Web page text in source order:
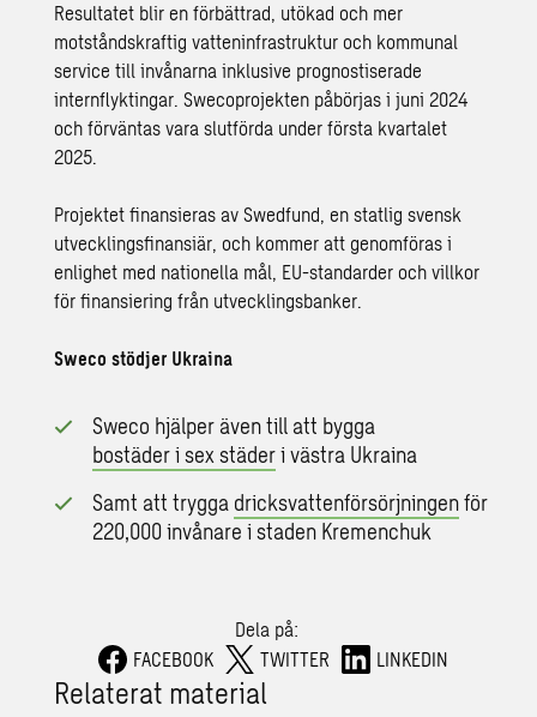
Resultatet blir en förbättrad, utökad och mer
motståndskraftig vatteninfrastruktur och kommunal
service till invånarna inklusive prognostiserade
internflyktingar. Swecoprojekten påbörjas i juni 2024
och förväntas vara slutförda under första kvartalet
2025.
Projektet finansieras av Swedfund, en statlig svensk
utvecklingsfinansiär, och kommer att genomföras i
enlighet med nationella mål, EU-standarder och villkor
för finansiering från utvecklingsbanker.
Sweco stödjer Ukraina
Sweco hjälper även till att bygga
bostäder i sex städeri västra Ukraina
Samt att trygga dricksvattenförsörjningenför
220,000 invånare i staden Kremenchuk
Dela på:
FACEBOOK
TWITTER LINKEDIN
Relaterat material